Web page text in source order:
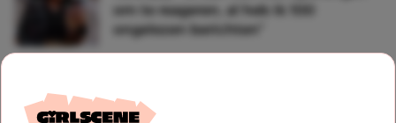
om te reageren, al heb ik 100
ongelezen berichten”
LIFESTYLE
Sip it! Deze Owala FreeSip fles is nú te